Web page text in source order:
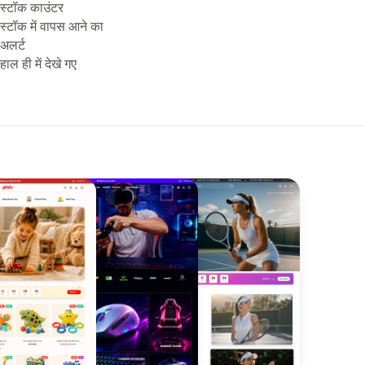
स्टॉक काउंटर
स्टॉक में वापस आने का
अलर्ट
हाल ही में देखे गए